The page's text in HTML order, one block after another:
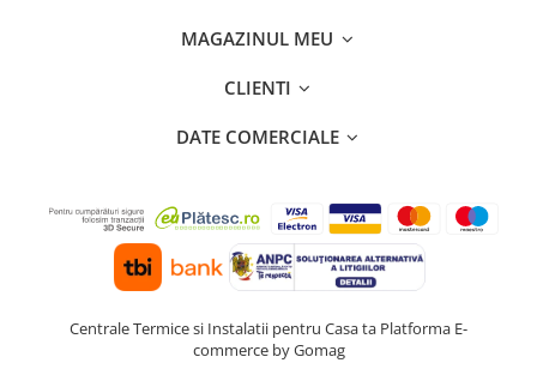
MAGAZINUL MEU
CLIENTI
DATE COMERCIALE
Centrale Termice si Instalatii pentru Casa ta Platforma E-
commerce by Gomag